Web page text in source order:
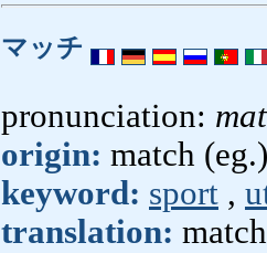
マッチ
pronunciation:
origin: match (eg.)
keyword: sport ,
translation: match